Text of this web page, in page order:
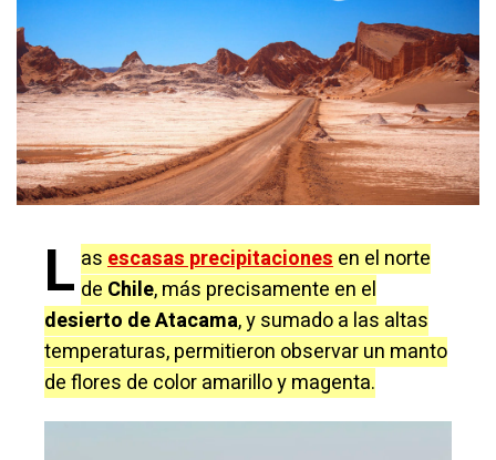
L asescasas precipitacionesen el norte
de Chile, más precisamente en el
desierto de Atacama, y sumado a las altas
temperaturas, permitieron observar un manto
de flores de color amarillo y magenta.